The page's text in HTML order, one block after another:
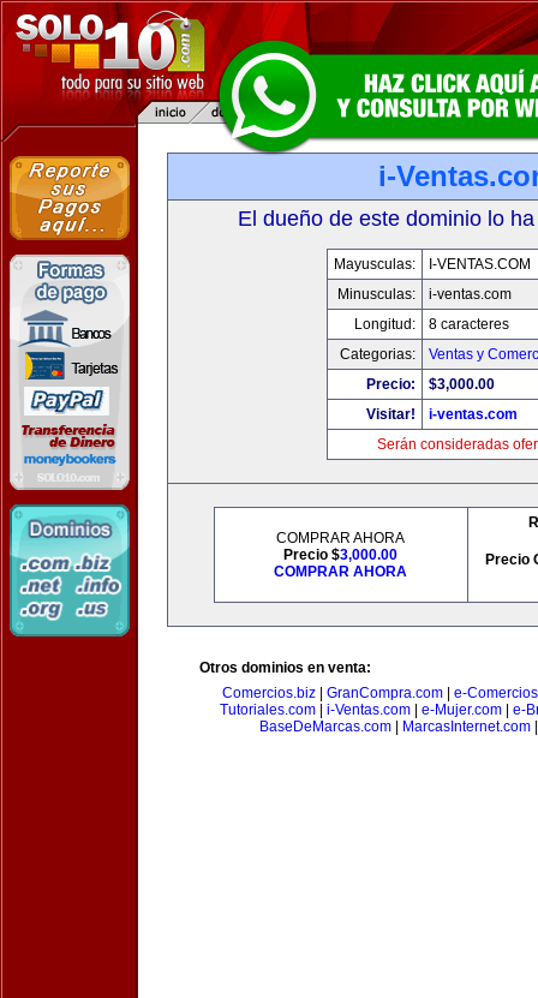
i-
El dueño de este dominio lo
Mayusculas:
I-VENTAS.COM
Minusculas:
i-ventas.com
Longitud:
8 caracteres
Categorias:
Ventas y
Precio:
$3,000.00
Visitar!
i-ventas.com
Serán consideradas
COMPRAR AHORA
Precio $3,000.00
COMPRAR AHORA
Precio
Otros dominios en venta:
Comercios.biz| GranCompra.com| e-
Tutoriales.com
i-Ventas.com e-Mujer.com
e-
BaseDeMarcas.com
MarcasInternet.com